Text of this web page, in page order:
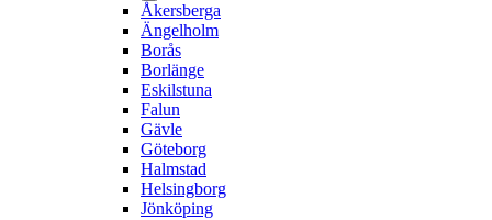
Åkersberga
Ängelholm
Borås
Borlänge
Eskilstuna
Falun
Gävle
Göteborg
Halmstad
Helsingborg
Jönköping